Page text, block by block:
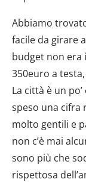
Abbiamo
facile da girare
budget non era
350euro a
La città è un
speso una cifra
molto gentili e
non c’è mai
sono più che
rispettosa